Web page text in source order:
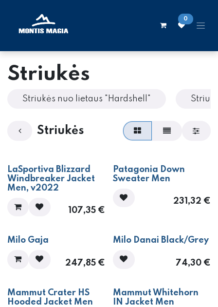
0
Striukės
Striukės nuo lietaus "Hardshell"
Striukės
LaSportiva Blizzard
Windbreaker Jacket
Men, v2022
107,35€
Patagonia Down
Sweater Men
231,32 €
Milo Gaja
247,85€
Milo Danai Black/Grey
74,30€
Mammut Crater HS
Hooded Jacket Men
Mammut Whitehorn
IN Jacket Men